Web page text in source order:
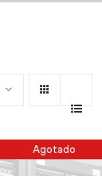
Agotado